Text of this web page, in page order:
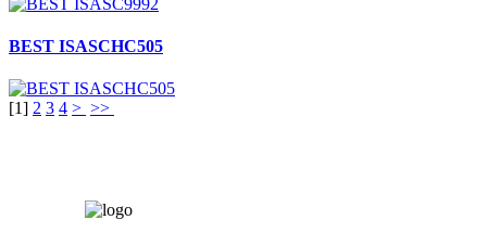
BEST ISASCHC505
[1] 2 3 4 > >>